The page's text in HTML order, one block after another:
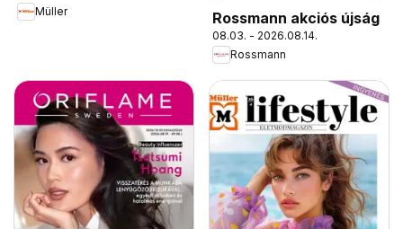
Müller
Rossmann akciós újság
08.03. - 2026.08.14.
Rossmann